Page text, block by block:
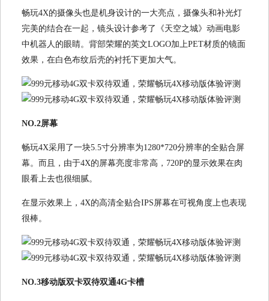
畅玩4X的摄像头也是机身设计的一大亮点，摄像头和补光灯
完美的结合在一起，镜头设计参考了《天空之城》动画电影
中机器人的眼睛。背部荣耀的英文LOGO加上PET材质的镜面
效果，在白色布纹后壳的衬托下更加大气。
NO.2屏幕
畅玩4X采用了一块5.5寸分辨率为1280*720分辨率的全贴合屏
幕。而且，由于4X的屏幕亮度非常高，720P的显示效果在肉
眼看上去也很细腻。
在显示效果上，4X的高清全贴合IPS屏幕在可视角度上也表现
很棒。
NO.3移动版双卡双待双通4G卡槽